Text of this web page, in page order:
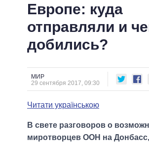
СОБЫТИЯ
СТАТЬИ
МНЕНИЯ
ОБЗОРЫ
ДАЙДЖЕСТЫ
ПОЛИТИКИ
ВСЕ ПОЛИТИКИ
ПРЕЗИДЕНТ И ОФИС
ВЕРХОВНАЯ РАДА
КАБИНЕТ МИНИСТРОВ
МЭРЫ
ВСЕ ПЕРСОНЫ
ПОДДЕРЖАТЬ
СРАВНЕНИЕ
Европе: куда
отправляли и
добились?
МИР
29 сентября 2017, 09:30
Читати українською
В свете разговоров о
миротворцев ООН на